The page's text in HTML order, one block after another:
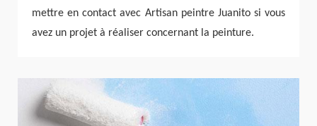
mettre en contact avec Artisan peintre Juanito si vous
avez un projet à réaliser concernant la peinture.